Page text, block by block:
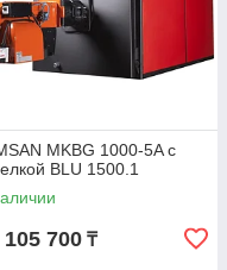
MKBG 1000-5A с
BLU 1500.1
105 700 ₸